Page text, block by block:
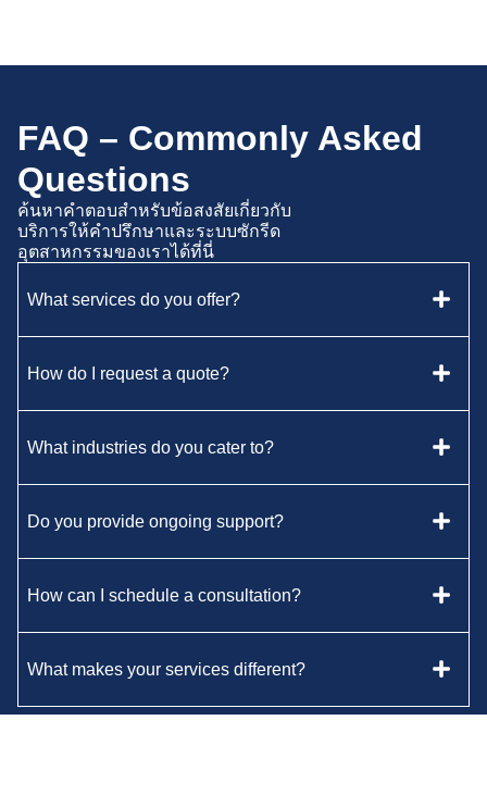
FAQ – Commonly Asked
Questions
ค้นหาคำตอบสำหรับข้อสงสัยเกี่ยวกับ
บริการให้คำปรึกษาและระบบซักรีด
อุตสาหกรรมของเราได้ที่นี่
What services do you offer?
How do I request a quote?
What industries do you cater to?
Do you provide ongoing support?
How can I schedule a consultation?
What makes your services different?